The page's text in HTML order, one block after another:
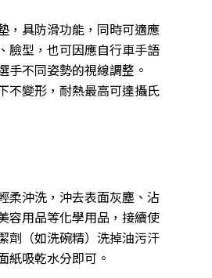
，具防滑功能，同時可適應
臉型，也可因應自行車手語
手不同姿勢的視線調整。
不變形，耐熱最高可達攝氏
柔沖洗，沖去表面灰塵、沾
容用品等化學用品，接續使
劑（如洗碗精）洗掉油污汗
紙吸乾水分即可。